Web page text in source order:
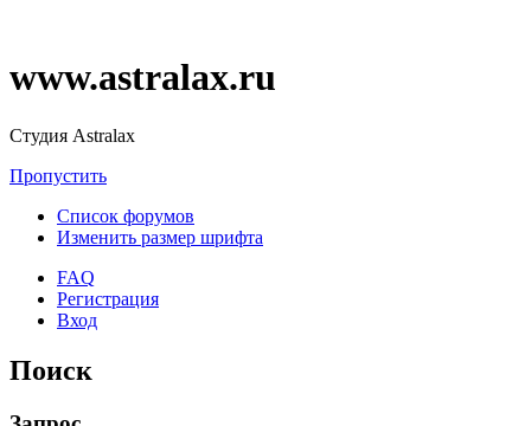
www.astralax.ru
Студия Astralax
Пропустить
Список форумов
Изменить размер шрифта
FAQ
Регистрация
Вход
Поиск